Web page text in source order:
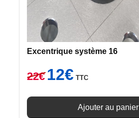
Excentrique système 16
22€
Le
prix
12€prix
est :
TTC
Ajouter au panier